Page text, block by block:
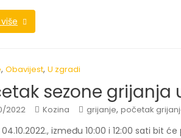
, Obavijest, U zgradi
sezone grijanja
2022 Kozina grijanje, početak
04.10.2022., između 10:00 i 12:00 sati bit